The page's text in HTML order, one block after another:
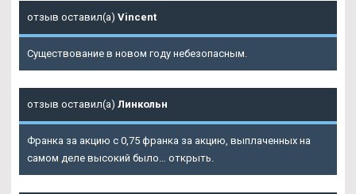
отзыв оставил(а) Vincent
Существование в новом году небезопасным.
отзыв оставил(а) Линкольн
Франка за акцию с 0,75 франка за акцию, выплаченных на
самом деле высокий было… открыть.